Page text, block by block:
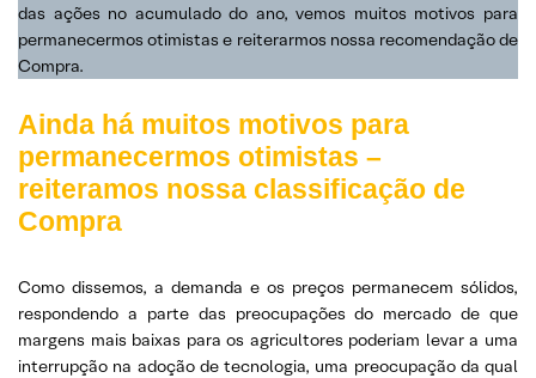
das ações no acumulado do ano, vemos muitos motivos para
permanecermos otimistas e reiterarmos nossa recomendação de
Compra.
Ainda há muitos motivos para
permanecermos otimistas –
reiteramos nossa classificação de
Compra
Como dissemos, a demanda e os preços permanecem sólidos,
respondendo a parte das preocupações do mercado de que
margens mais baixas para os agricultores poderiam levar a uma
interrupção na adoção de tecnologia, uma preocupação da qual